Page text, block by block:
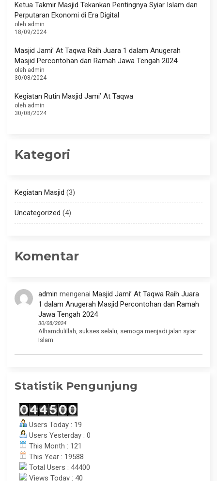
Ketua Takmir Masjid Tekankan Pentingnya Syiar Islam dan
Perputaran Ekonomi di Era Digital
oleh admin
18/09/2024
Masjid Jami’ At Taqwa Raih Juara 1 dalam Anugerah
Masjid Percontohan dan Ramah Jawa Tengah 2024
oleh admin
30/08/2024
Kegiatan Rutin Masjid Jami’ At Taqwa
oleh admin
30/08/2024
Kategori
Kegiatan Masjid (3)
Uncategorized (4)
Komentar
admin mengenai Masjid Jami’ At Taqwa Raih Juara
1 dalam Anugerah Masjid Percontohan dan Ramah
Jawa Tengah 2024
30/08/2024
Alhamdulillah, sukses selalu, semoga menjadi jalan syiar
Islam
Statistik Pengunjung
Users Today : 19
Users Yesterday : 0
This Month : 121
This Year : 19588
Total Users : 44400
Views Today : 40